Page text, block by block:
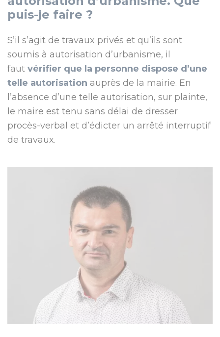
puis-je faire ?
S’il s’agit de travaux privés et qu’ils sont
soumis à autorisation d’urbanisme, il
faut vérifier que la personne dispose d’une
telle autorisation auprès de la mairie. En
l’absence d’une telle autorisation, sur plainte,
le maire est tenu sans délai de dresser
procès-verbal et d’édicter un arrêté interruptif
de travaux.